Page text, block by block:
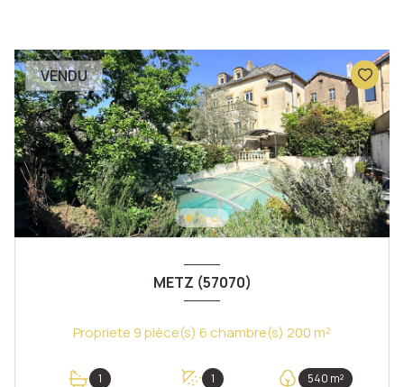
VENDU
METZ (57070)
Propriete 9 pièce(s) 6 chambre(s) 200 m²
1 1 540 m²